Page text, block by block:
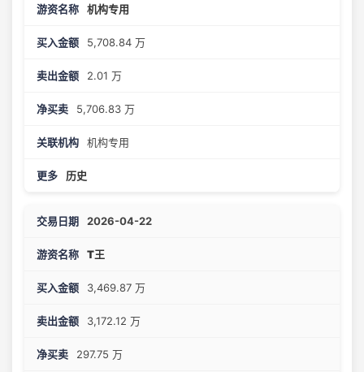
机构专用
5,708.84 万
2.01 万
5,706.83 万
机构专用
历史
2026-04-22
T王
3,469.87 万
3,172.12 万
297.75 万